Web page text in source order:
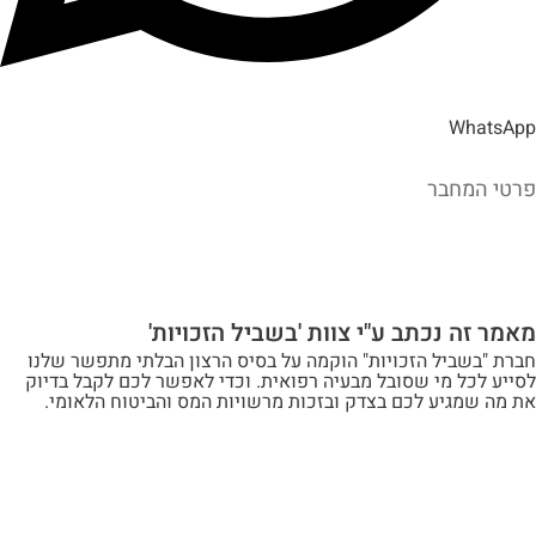
נכתב ע"י צוות 'בשביל הזכויות'
הזכויות" הוקמה על בסיס הרצון הבלתי מתפשר שלנו
מי שסובל מבעיה רפואית. וכדי לאפשר לכם לקבל בדיוק
לכם בצדק ובזכות מרשויות המס והביטוח הלאומי.